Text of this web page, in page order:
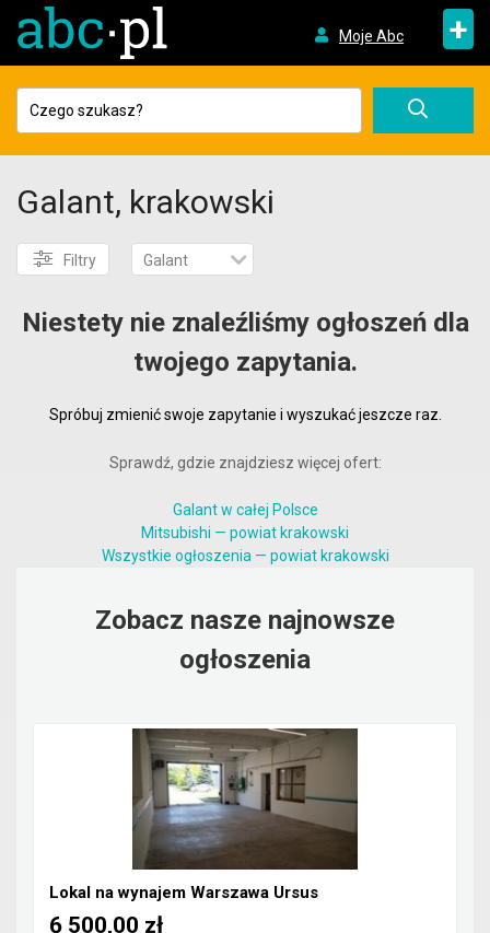
Moje Abc +
Galant, krakowski
Filtry Galant
Niestety nie znaleźliśmy ogłoszeń dla
twojego zapytania.
Spróbuj zmienić swoje zapytanie i wyszukać jeszcze raz.
Sprawdź, gdzie znajdziesz więcej ofert:
Galant w całej Polsce
Mitsubishi — powiat krakowski
Wszystkie ogłoszenia — powiat krakowski
Zobacz nasze najnowsze
ogłoszenia
Lokal na wynajem Warszawa Ursus
6 500,00 zł